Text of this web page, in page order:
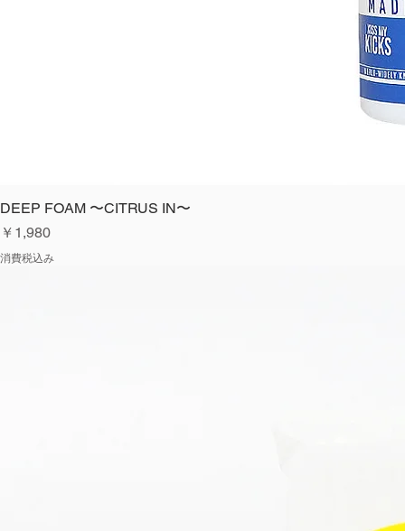
DEEP FOAM 〜CITRUS IN〜
価格
￥1,980
消費税込み